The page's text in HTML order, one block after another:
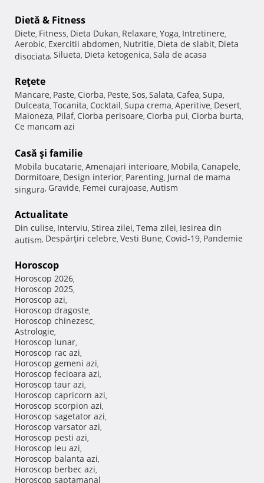
Dietă & Fitness
Diete, Fitness, Dieta Dukan, Relaxare, Yoga, Intretinere,
Aerobic, Exercitii abdomen, Nutritie, Dieta de slabit, Dieta
disociata, Silueta, Dieta ketogenica, Sala de acasa
Reţete
Mancare, Paste, Ciorba, Peste, Sos, Salata, Cafea, Supa,
Dulceata, Tocanita, Cocktail, Supa crema, Aperitive, Desert,
Maioneza, Pilaf, Ciorba perisoare, Ciorba pui, Ciorba burta,
Ce mancam azi
Casă şi familie
Mobila bucatarie, Amenajari interioare, Mobila, Canapele,
Dormitoare, Design interior, Parenting, Jurnal de mama
singura, Gravide, Femei curajoase, Autism
Actualitate
Din culise, Interviu, Stirea zilei, Tema zilei, Iesirea din
autism, Despărţiri celebre, Vesti Bune, Covid-19, Pandemie
Horoscop
Horoscop 2026,
Horoscop 2025,
Horoscop azi,
Horoscop dragoste,
Horoscop chinezesc,
Astrologie,
Horoscop lunar,
Horoscop rac azi,
Horoscop gemeni azi,
Horoscop fecioara azi,
Horoscop taur azi,
Horoscop capricorn azi,
Horoscop scorpion azi,
Horoscop sagetator azi,
Horoscop varsator azi,
Horoscop pesti azi,
Horoscop leu azi,
Horoscop balanta azi,
Horoscop berbec azi,
Horoscop saptamanal